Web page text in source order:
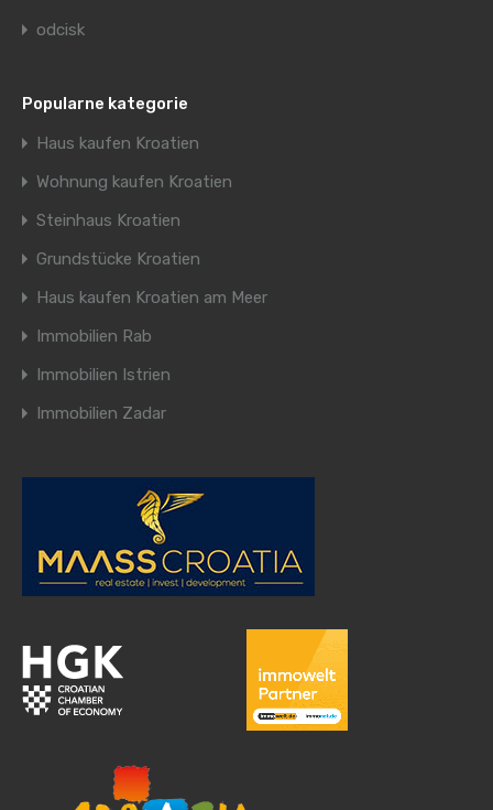
odcisk
Popularne kategorie
Haus kaufen Kroatien
Wohnung kaufen Kroatien
Steinhaus Kroatien
Grundstücke Kroatien
Haus kaufen Kroatien am Meer
Immobilien Rab
Immobilien Istrien
Immobilien Zadar